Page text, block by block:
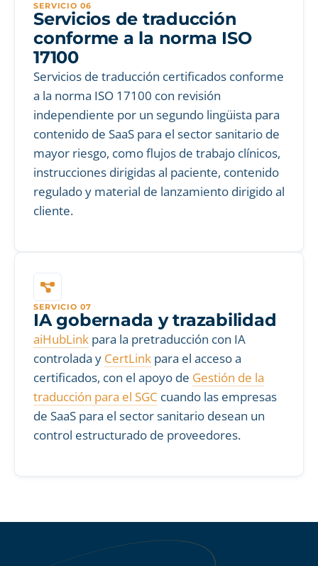
SERVICIO 06
Servicios de traducción
conforme a la norma ISO
17100
Servicios de traducción certificados conforme
a la norma ISO 17100 con revisión
independiente por un segundo lingüista para
contenido de SaaS para el sector sanitario de
mayor riesgo, como flujos de trabajo clínicos,
instrucciones dirigidas al paciente, contenido
regulado y material de lanzamiento dirigido al
cliente.
SERVICIO 07
IA gobernada y trazabilidad
aiHubLink para la pretraducción con IA
controlada y CertLink para el acceso a
certificados, con el apoyo de Gestión de la
traducción para el SGC cuando las empresas
de SaaS para el sector sanitario desean un
control estructurado de proveedores.